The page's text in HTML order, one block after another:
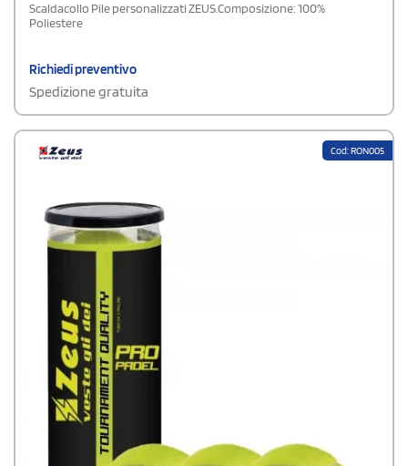
Scaldacollo Pile personalizzati ZEUS.Composizione: 100%
Poliestere
Richiedi preventivo
Spedizione gratuita
Cod: RON005